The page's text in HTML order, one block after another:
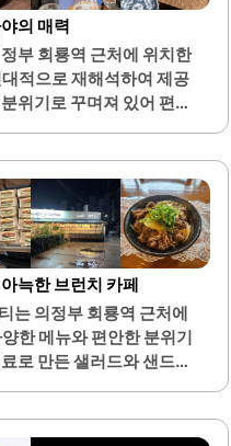
의 셰프는 친절하게 요리
욱 깊이 있는 식사를 즐길
한 기념일을 위한 이벤트
욱 특별하게 만들어 줍니
의 매력
부 회룡역 근처에 위치한
적으로 재해석하여 제공
위기로 꾸며져 있어 편안
들에게 사랑받고 있습니
있어, 각 요리마다 특별
양한 종류의 술이 준비되
수 있는 점이 매력적입니
스를 제공하여 손님들이
. 타츠는 조용하고 아늑한
적합한 장소입니다. 특히,
콤하고 짭짤한 맛이..
늑한 브런치 카페
는 의정부 회룡역 근처에
한 메뉴와 편안한 분위기
로 만든 샐러드와 샌드위
과 함께 깊은 맛을 자랑합